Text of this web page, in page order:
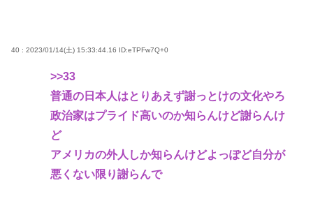
40 : 2023/01/14(土) 15:33:44.16 ID:eTPFw7Q+0
>>33
普通の日本人はとりあえず謝っとけの文化やろ
政治家はプライド高いのか知らんけど謝らんけ
ど
アメリカの外人しか知らんけどよっぽど自分が
悪くない限り謝らんで